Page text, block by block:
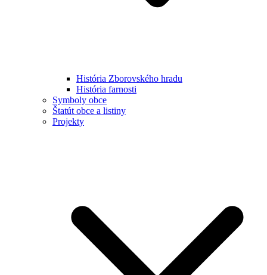
História Zborovského hradu
História farnosti
Symboly obce
Štatút obce a listiny
Projekty